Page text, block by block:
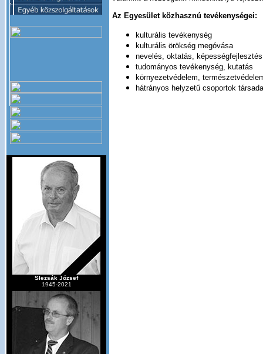
Slezsák József
1945-2021
Az Egyesület közhasznú tevékenységei:
kulturális tevékenység
kulturális örökség megóvása
nevelés, oktatás,
tudományos tevékenység, kutatás
környezetvédelem,
hátrányos helyzetű csoportok